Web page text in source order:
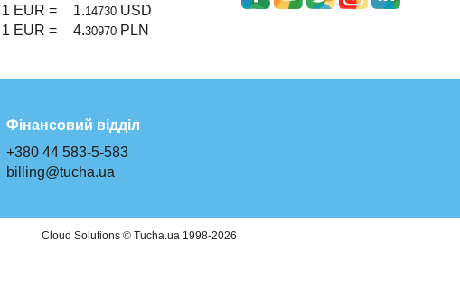
1 EUR =
1.14730 USD
1 EUR =
4.30970 PLN
Фінансовий відділ
+380 44 583-5-583
billing@tucha.ua
Cloud Solutions © Tucha.ua 1998-2026